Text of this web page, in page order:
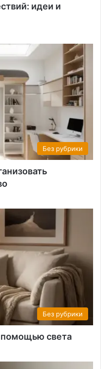
идеи и
Без рубрики
Без рубрики
помощью света